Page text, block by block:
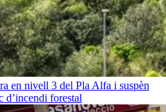
en nivell 3 del Pla Alfa i suspèn
d’incendi forestal